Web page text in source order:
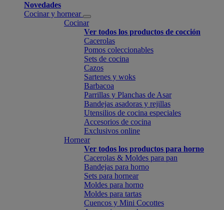
Novedades
Cocinar y hornear
Cocinar
Ver todos los productos de cocción
Cacerolas
Pomos coleccionables
Sets de cocina
Cazos
Sartenes y woks
Barbacoa
Parrillas y Planchas de Asar
Bandejas asadoras y rejillas
Utensilios de cocina especiales
Accesorios de cocina
Exclusivos online
Hornear
Ver todos los productos para horno
Cacerolas & Moldes para pan
Bandejas para horno
Sets para hornear
Moldes para horno
Moldes para tartas
Cuencos y Mini Cocottes